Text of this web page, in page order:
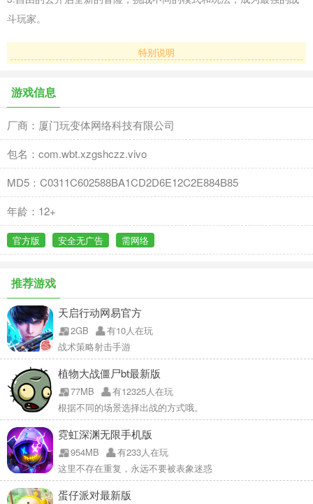
斗玩家。
特别说明
游戏信息
厂商：厦门玩变体网络科技有限公司
包名：com.wbt.xzgshczz.vivo
MD5：C0311C602588BA1CD2D6E12C2E884B85
年龄：12+
官方版 安全无广告 需网络
推荐游戏
天启行动网易官方
2GB
有10人在玩
战术策略射击手游
植物大战僵尸bt最新版
77MB
有12325人在玩
根据不同的场景选择出战的方式哦。
霓虹深渊无限手机版
954MB
有233人在玩
这里不存在重复，永远不要被表象迷惑
蛋仔派对最新版